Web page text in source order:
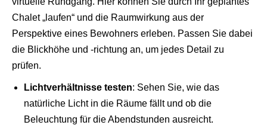
Chalet „laufen“ und die Raumwirkung aus der
Perspektive eines Bewohners erleben. Passen Sie dabei
die Blickhöhe und -richtung an, um jedes Detail zu
prüfen.
Lichtverhältnisse testen: Sehen Sie, wie das
natürliche Licht in die Räume fällt und ob die
Beleuchtung für die Abendstunden ausreicht.